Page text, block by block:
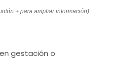
+ para ampliar información)
gestación o